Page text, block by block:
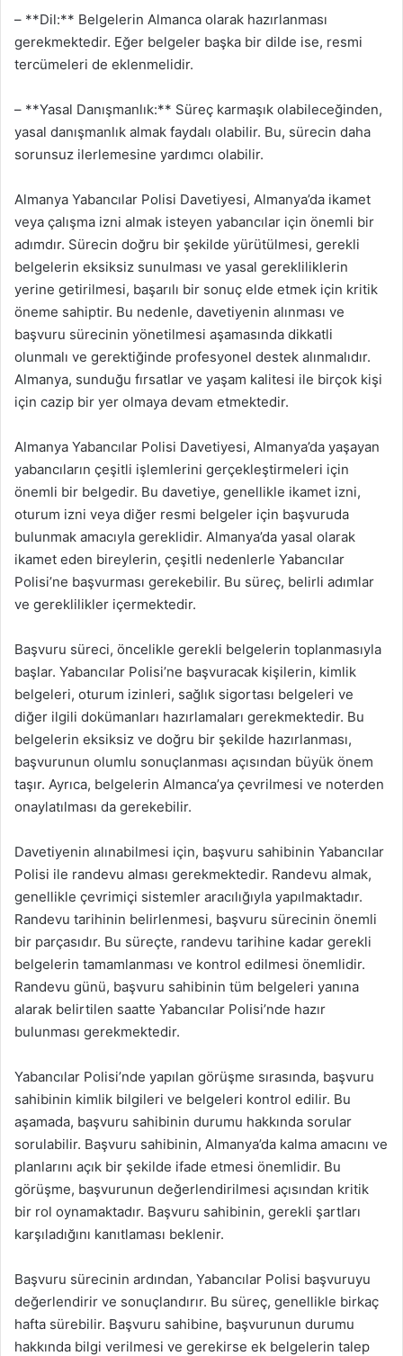
– **Dil:** Belgelerin Almanca olarak hazırlanması
gerekmektedir. Eğer belgeler başka bir dilde ise, resmi
tercümeleri de eklenmelidir.
– **Yasal Danışmanlık:** Süreç karmaşık olabileceğinden,
yasal danışmanlık almak faydalı olabilir. Bu, sürecin daha
sorunsuz ilerlemesine yardımcı olabilir.
Almanya Yabancılar Polisi Davetiyesi, Almanya’da ikamet
veya çalışma izni almak isteyen yabancılar için önemli bir
adımdır. Sürecin doğru bir şekilde yürütülmesi, gerekli
belgelerin eksiksiz sunulması ve yasal gerekliliklerin
yerine getirilmesi, başarılı bir sonuç elde etmek için kritik
öneme sahiptir. Bu nedenle, davetiyenin alınması ve
başvuru sürecinin yönetilmesi aşamasında dikkatli
olunmalı ve gerektiğinde profesyonel destek alınmalıdır.
Almanya, sunduğu fırsatlar ve yaşam kalitesi ile birçok kişi
için cazip bir yer olmaya devam etmektedir.
Almanya Yabancılar Polisi Davetiyesi, Almanya’da yaşayan
yabancıların çeşitli işlemlerini gerçekleştirmeleri için
önemli bir belgedir. Bu davetiye, genellikle ikamet izni,
oturum izni veya diğer resmi belgeler için başvuruda
bulunmak amacıyla gereklidir. Almanya’da yasal olarak
ikamet eden bireylerin, çeşitli nedenlerle Yabancılar
Polisi’ne başvurması gerekebilir. Bu süreç, belirli adımlar
ve gereklilikler içermektedir.
Başvuru süreci, öncelikle gerekli belgelerin toplanmasıyla
başlar. Yabancılar Polisi’ne başvuracak kişilerin, kimlik
belgeleri, oturum izinleri, sağlık sigortası belgeleri ve
diğer ilgili dokümanları hazırlamaları gerekmektedir. Bu
belgelerin eksiksiz ve doğru bir şekilde hazırlanması,
başvurunun olumlu sonuçlanması açısından büyük önem
taşır. Ayrıca, belgelerin Almanca’ya çevrilmesi ve noterden
onaylatılması da gerekebilir.
Davetiyenin alınabilmesi için, başvuru sahibinin Yabancılar
Polisi ile randevu alması gerekmektedir. Randevu almak,
genellikle çevrimiçi sistemler aracılığıyla yapılmaktadır.
Randevu tarihinin belirlenmesi, başvuru sürecinin önemli
bir parçasıdır. Bu süreçte, randevu tarihine kadar gerekli
belgelerin tamamlanması ve kontrol edilmesi önemlidir.
Randevu günü, başvuru sahibinin tüm belgeleri yanına
alarak belirtilen saatte Yabancılar Polisi’nde hazır
bulunması gerekmektedir.
Yabancılar Polisi’nde yapılan görüşme sırasında, başvuru
sahibinin kimlik bilgileri ve belgeleri kontrol edilir. Bu
aşamada, başvuru sahibinin durumu hakkında sorular
sorulabilir. Başvuru sahibinin, Almanya’da kalma amacını ve
planlarını açık bir şekilde ifade etmesi önemlidir. Bu
görüşme, başvurunun değerlendirilmesi açısından kritik
bir rol oynamaktadır. Başvuru sahibinin, gerekli şartları
karşıladığını kanıtlaması beklenir.
Başvuru sürecinin ardından, Yabancılar Polisi başvuruyu
değerlendirir ve sonuçlandırır. Bu süreç, genellikle birkaç
hafta sürebilir. Başvuru sahibine, başvurunun durumu
hakkında bilgi verilmesi ve gerekirse ek belgelerin talep